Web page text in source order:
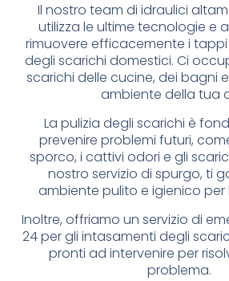
Il nostro team di idraulici
utilizza le ultime tecnologie e
rimuovere efficacemente i
degli scarichi domestici. Ci
scarichi delle cucine, dei bagni
ambiente della tua
La pulizia degli scarichi è
prevenire problemi futuri,
sporco, i cattivi odori e gli
nostro servizio di spurgo, ti
ambiente pulito e igienico per
Inoltre, offriamo un servizio di
24 per gli intasamenti degli
pronti ad intervenire per
problema.